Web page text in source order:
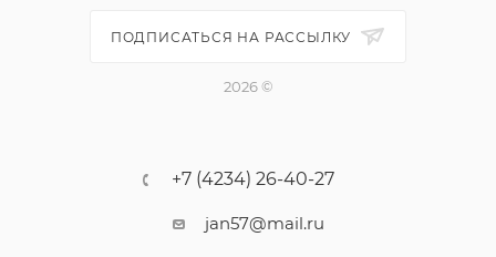
ПОДПИСАТЬСЯ НА РАССЫЛКУ
2026 ©
+7 (4234) 26-40-27
jan57@mail.ru